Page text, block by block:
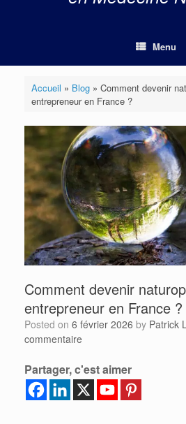
Menu
Accueil » Blog» Comment devenir
entrepreneur en France ?
Comment devenir
entrepreneur en France ?
Posted on 6 février 2026 by Patrick
commentaire
Partager, c'est aimer